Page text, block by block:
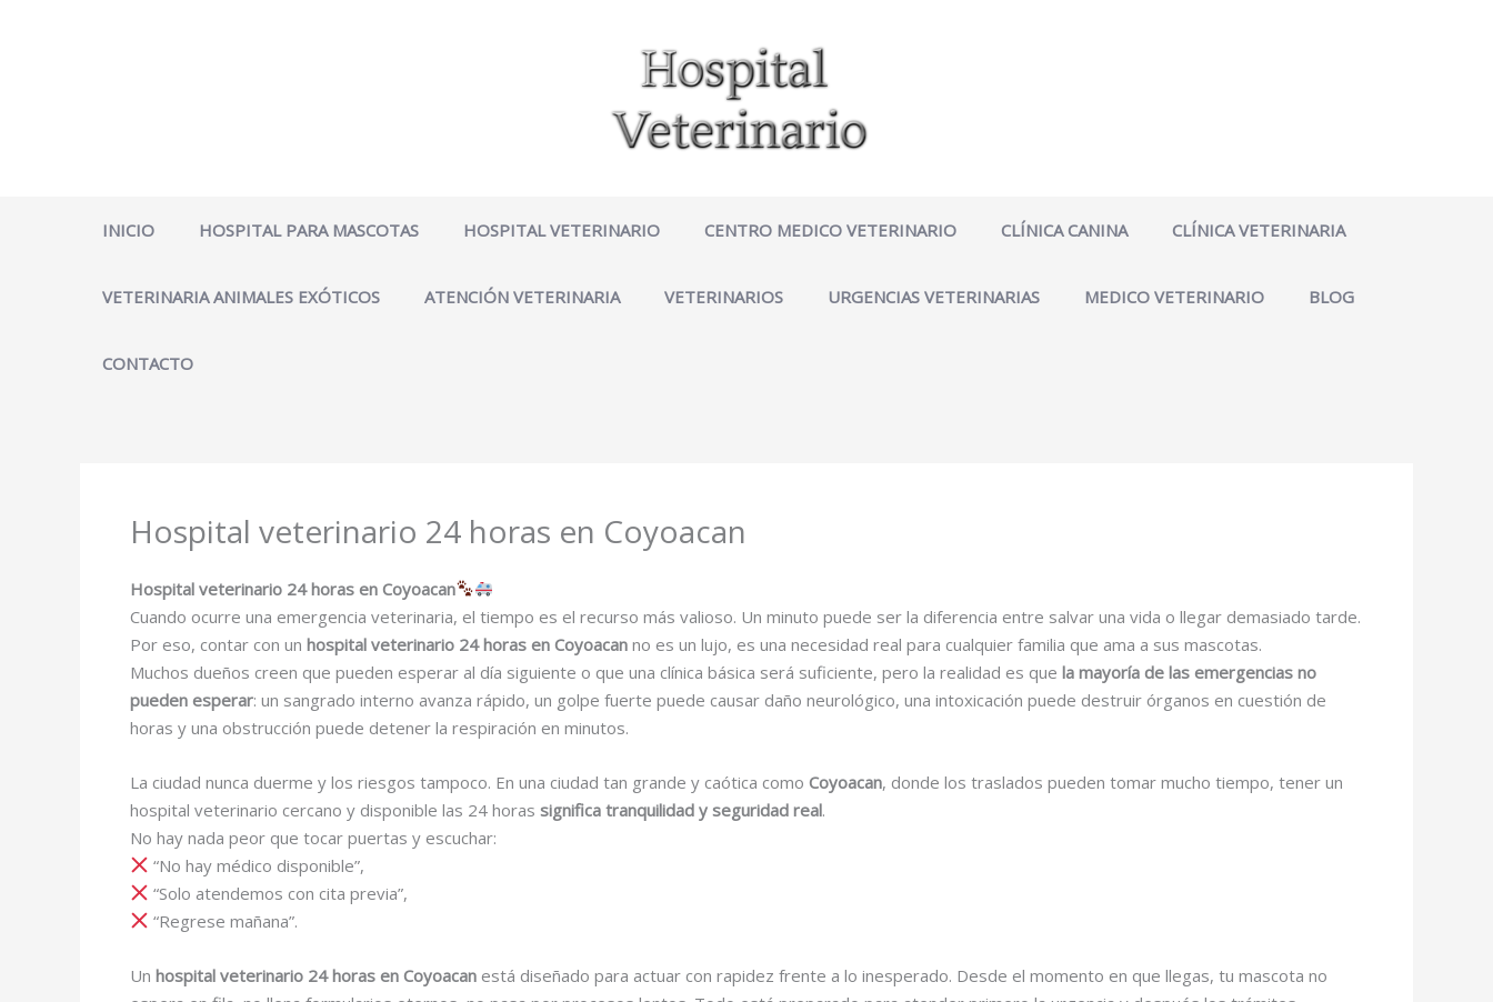
INICIO HOSPITAL PARA MASCOTAS HOSPITAL VETERINARIO CENTRO MEDICO VETERINARIO CLÍNICA CANINA CLÍNICA VETERINARIA
VETERINARIA ANIMALES EXÓTICOS ATENCIÓN VETERINARIA VETERINARIOS URGENCIAS VETERINARIAS MEDICO VETERINARIO BLOG
CONTACTO
Hospital veterinario 24 horas en Coyoacan
Hospital veterinario 24 horas en Coyoacan
Cuando ocurre una emergencia veterinaria, el tiempo es el recurso más valioso. Un minuto puede ser la diferencia entre salvar una vida o llegar demasiado tarde.
Por eso, contar con un hospital veterinario 24 horas en Coyoacan no es un lujo, es una necesidad real para cualquier familia que ama a sus mascotas.
Muchos dueños creen que pueden esperar al día siguiente o que una clínica básica será suficiente, pero la realidad es que la mayoría de las emergencias no
pueden esperar: un sangrado interno avanza rápido, un golpe fuerte puede causar daño neurológico, una intoxicación puede destruir órganos en cuestión de
horas y una obstrucción puede detener la respiración en minutos.
La ciudad nunca duerme y los riesgos tampoco. En una ciudad tan grande y caótica como Coyoacan, donde los traslados pueden tomar mucho tiempo, tener un
hospital veterinario cercano y disponible las 24 horas significa tranquilidad y seguridad real.
No hay nada peor que tocar puertas y escuchar:
“No hay médico disponible”,
“Solo atendemos con cita previa”,
“Regrese mañana”.
Un hospital veterinario 24 horas en Coyoacan está diseñado para actuar con rapidez frente a lo inesperado. Desde el momento en que llegas, tu mascota no